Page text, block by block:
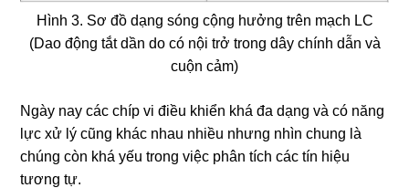
Hình 3. Sơ đồ dạng sóng cộng hưởng trên mạch LC
(Dao động tắt dần do có nội trở trong dây chính dẫn và
cuộn cảm)
Ngày nay các chíp vi điều khiển khá đa dạng và có năng
lực xử lý cũng khác nhau nhiều nhưng nhìn chung là
chúng còn khá yếu trong việc phân tích các tín hiệu
tương tự.